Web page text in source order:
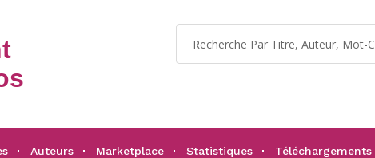
Auteurs Marketplace Statistiques Téléchargements